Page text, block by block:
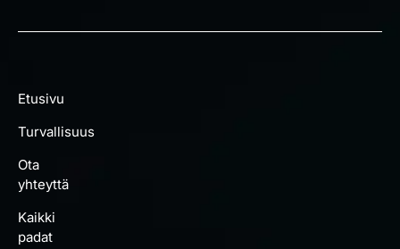
Etusivu
Turvallisuus
Ota
yhteyttä
Kaikki
padat